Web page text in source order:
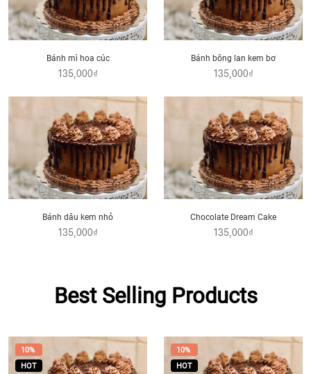
Bánh mì hoa cúc
135,000₫
Bánh bông lan kem bơ
135,000₫
Bánh dâu kem nhỏ
135,000₫
Chocolate Dream Cake
135,000₫
Best Selling Products
10%
HOT
10%
HOT